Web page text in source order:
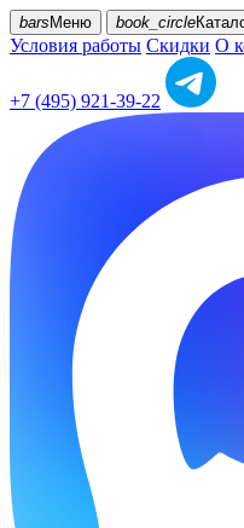
bars Меню book_circle
Условия работы Скидки О
+7 (495) 921-39-22